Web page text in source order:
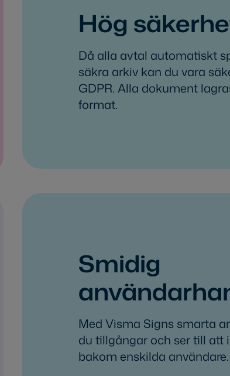
Hög
Då alla avtal automatiskt
säkra arkiv kan du vara
GDPR. Alla dokument
format.
Smidig
Med Visma Signs smarta
du tillgångar och ser till att
bakom enskilda användare.